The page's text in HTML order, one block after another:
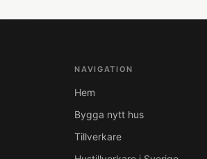
NAVIGATION
Hem
Bygga nytt hus
Tillverkare